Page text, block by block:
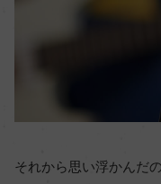
それから思い浮かんだ